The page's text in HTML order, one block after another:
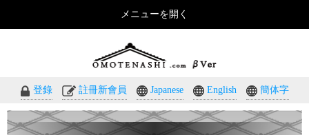
登錄 註冊新會員 Japanese English 簡体字
メニューを開く